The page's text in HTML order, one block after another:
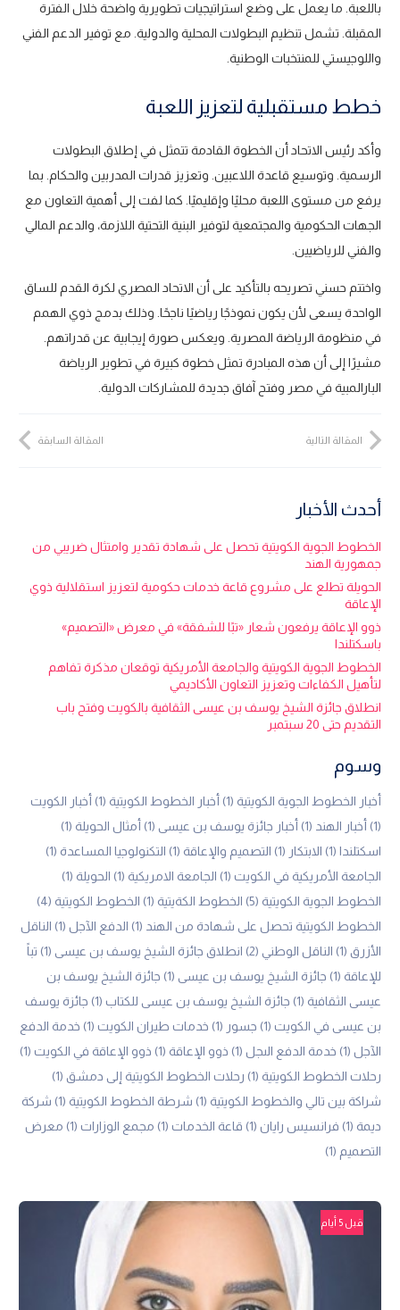
باللعبة. ما يعمل على وضع استراتيجيات تطويرية واضحة خلال الفترة
المقبلة. تشمل تنظيم البطولات المحلية والدولية. مع توفير الدعم الفني
واللوجيستي للمنتخبات الوطنية.
خطط مستقبلية لتعزيز اللعبة
وأكد رئيس الاتحاد أن الخطوة القادمة تتمثل في إطلاق البطولات
الرسمية. وتوسيع قاعدة اللاعبين. وتعزيز قدرات المدربين والحكام. بما
يرفع من مستوى اللعبة محليًا وإقليميًا. كما لفت إلى أهمية التعاون مع
الجهات الحكومية والمجتمعية لتوفير البنية التحتية اللازمة، والدعم المالي
والفني للرياضيين.
واختتم حسني تصريحه بالتأكيد على أن الاتحاد المصري لكرة القدم للساق
الواحدة يسعى لأن يكون نموذجًا رياضيًا ناجحًا. وذلك بدمج ذوي الهمم
في منظومة الرياضة المصرية. ويعكس صورة إيجابية عن قدراتهم.
مشيرًا إلى أن هذه المبادرة تمثل خطوة كبيرة في تطوير الرياضة
البارالمبية في مصر وفتح آفاق جديدة للمشاركات الدولية.
المقالة السابقة المقالة التالية
أحدث الأخبار
الخطوط الجوية الكويتية تحصل على شهادة تقدير وامتثال ضريبي من
جمهورية الهند
الحويلة تطلع على مشروع قاعة خدمات حكومية لتعزيز استقلالية ذوي
الإعاقة
ذوو الإعاقة يرفعون شعار «تبًا للشفقة» في معرض «التصميم»
باسكتلندا
الخطوط الجوية الكويتية والجامعة الأمريكية توقعان مذكرة تفاهم
لتأهيل الكفاءات وتعزيز التعاون الأكاديمي
انطلاق جائزة الشيخ يوسف بن عيسى الثقافية بالكويت وفتح باب
التقديم حتى 20 سبتمبر
وسوم
أخبار الخطوط الجوية الكويتية (1) أخبار الخطوط الكويتية (1)
أخبار الكويت
(1)
أخبار الهند (1) أخبار جائزة يوسف بن عيسى (1) أمثال الحويلة (1)
اسكتلندا (1) الابتكار (1) التصميم والإعاقة (1) التكنولوجيا المساعدة (1)
الجامعة الأمريكية في الكويت (1) الجامعة الامريكية (1) الحويلة (1)
الخطوط الجوية الكويتية (5) الخطوط الكةيتية (1) الخطوط الكويتية (4)
الخطوط الكويتية تحصل على شهادة من الهند (1) الدفع الآجل (1)
الناقل
الأزرق (1) الناقل الوطني (2) انطلاق جائزة الشيخ يوسف بن عيسى (1)
تباً
للإعاقة (1) جائزة الشيخ يوسف بن عيسى (1)
جائزة الشيخ يوسف بن
عيسى الثقافية (1) جائزة الشيخ يوسف بن عيسى للكتاب (1)
جائزة يوسف
بن عيسى في الكويت (1) جسور (1) خدمات طيران الكويت (1)
خدمة الدفع
الآجل (1) خدمة الدفع الىجل (1) ذوو الإعاقة (1) ذوو الإعاقة في الكويت (1)
رحلات الخطوط الكويتية (1) رحلات الخطوط الكويتية إلى دمشق (1)
شراكة بين تالي والخطوط الكويتية (1) شرطة الخطوط الكويتية (1)
شركة
ديمة (1) فرانسيس رايان (1) قاعة الخدمات (1) مجمع الوزارات (1)
معرض
التصميم (1)
قبل 5 أيام